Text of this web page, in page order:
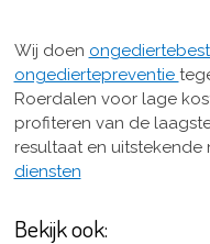
Wij doen
ongediertepreventie
Roerdalen voor lage
profiteren van de
resultaat en uitstekende
diensten
Bekijk ook: